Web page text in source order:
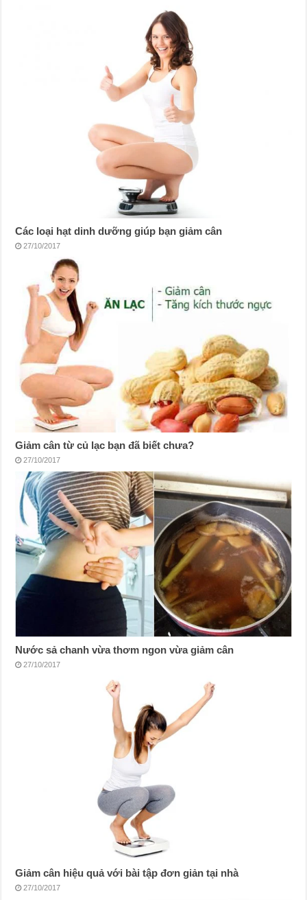
Các loại hạt dinh dưỡng giúp bạn giảm cân
27/10/2017
Giảm cân từ củ lạc bạn đã biết chưa?
27/10/2017
Nước sả chanh vừa thơm ngon vừa giảm cân
27/10/2017
Giảm cân hiệu quả với bài tập đơn giản tại nhà
27/10/2017